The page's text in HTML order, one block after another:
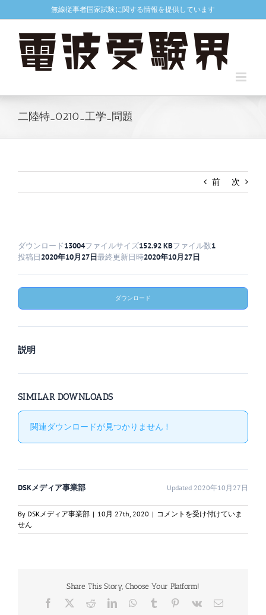
to
無線従事者国家試験に関する情報を提供しています
二陸特_0210_工学_問題
前 次
ダウンロード13004ファイルサイズ152.92 KBファイル数1
投稿日2020年10月27日最終更新日時2020年10月27日
ダウンロード
説明
SIMILAR DOWNLOADS
関連ダウンロードが見つかりません !
DSKメディア事業部 Updated 2020年10月27日
By DSKメディア事業部 | 10月 27th, 2020 | 二
特
問
題
は
コメントを受け付けていま
せん
Share This Story, Choose Your Platform!
Facebook RedditLinkedInWhatsApp
Tumblr Pinterest
Vk
電